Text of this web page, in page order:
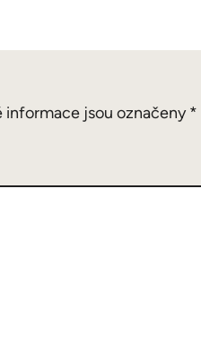
informace jsou označeny*